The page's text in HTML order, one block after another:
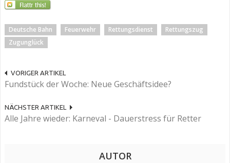
Deutsche Bahn Feuerwehr Rettungsdienst
Rettungszug
Zugunglück
VORIGER ARTIKEL
Fundstück der Woche: Neue Geschäftsidee?
NÄCHSTER ARTIKEL
Alle Jahre wieder: Karneval - Dauerstress für Retter
AUTOR